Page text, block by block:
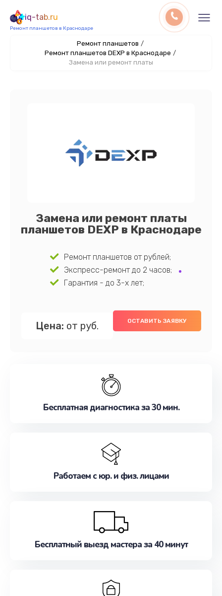
iq-tab.ru
Ремонт планшетов в Краснодаре
Ремонт планшетов /
Ремонт планшетов DEXP в Краснодаре /
Замена или ремонт платы
Замена или ремонт платы
планшетов DEXP в Краснодаре
Ремонт планшетов от рублей;
Экспресс-ремонт до 2 часов;
Гарантия - до 3-х лет;
Цена: от руб. ОСТАВИТЬ ЗАЯВКУ
Бесплатная диагностика за 30 мин.
Работаем с юр. и физ. лицами
Бесплатный выезд мастера за 40 минут